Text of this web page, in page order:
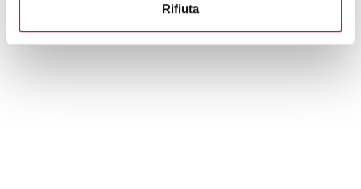
Rifiuta